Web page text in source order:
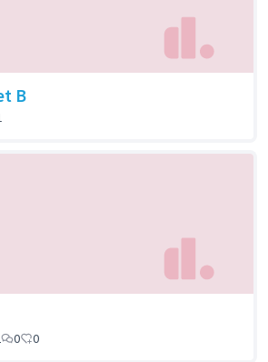
B
0 0